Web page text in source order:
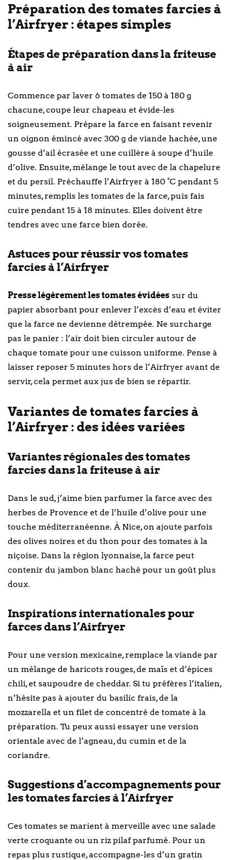
Préparation des tomates farcies à
l’Airfryer : étapes simples
Étapes de préparation dans la friteuse
à air
Commence par laver 6 tomates de 150 à 180 g
chacune, coupe leur chapeau et évide-les
soigneusement. Prépare la farce en faisant revenir
un oignon émincé avec 300 g de viande hachée, une
gousse d’ail écrasée et une cuillère à soupe d’huile
d’olive. Ensuite, mélange le tout avec de la chapelure
et du persil. Préchauffe l’Airfryer à 180 °C pendant 5
minutes, remplis les tomates de la farce, puis fais
cuire pendant 15 à 18 minutes. Elles doivent être
tendres avec une farce bien dorée.
Astuces pour réussir vos tomates
farcies à l’Airfryer
Presse légèrement les tomates évidées sur du
papier absorbant pour enlever l’excès d’eau et éviter
que la farce ne devienne détrempée. Ne surcharge
pas le panier : l’air doit bien circuler autour de
chaque tomate pour une cuisson uniforme. Pense à
laisser reposer 5 minutes hors de l’Airfryer avant de
servir, cela permet aux jus de bien se répartir.
Variantes de tomates farcies à
l’Airfryer : des idées variées
Variantes régionales des tomates
farcies dans la friteuse à air
Dans le sud, j’aime bien parfumer la farce avec des
herbes de Provence et de l’huile d’olive pour une
touche méditerranéenne. À Nice, on ajoute parfois
des olives noires et du thon pour des tomates à la
niçoise. Dans la région lyonnaise, la farce peut
contenir du jambon blanc haché pour un goût plus
doux.
Inspirations internationales pour
farces dans l’Airfryer
Pour une version mexicaine, remplace la viande par
un mélange de haricots rouges, de maïs et d’épices
chili, et saupoudre de cheddar. Si tu préfères l’italien,
n’hésite pas à ajouter du basilic frais, de la
mozzarella et un filet de concentré de tomate à la
préparation. Tu peux aussi essayer une version
orientale avec de l’agneau, du cumin et de la
coriandre.
Suggestions d’accompagnements pour
les tomates farcies à l’Airfryer
Ces tomates se marient à merveille avec une salade
verte croquante ou un riz pilaf parfumé. Pour un
repas plus rustique, accompagne-les d’un gratin